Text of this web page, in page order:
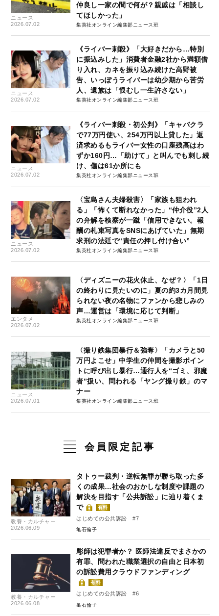
ニュース
2026.07.02
仲良し一家の間で何が？親戚は「相談し
てほしかった」
集英社オンライン編集部ニュース班
ニュース
2026.07.02
《ライバー刺殺》「大好きだから…特別
に振込みした」消費者金融2社から満額借
り入れ、カネを振り込み続けた高野被
告、いっぽうライバーは幼少期から苦労
人、遺族は「恨むし一生許さない」
集英社オンライン編集部ニュース班
ニュース
2026.07.02
《ライバー刺殺・初公判》「キャバクラ
で77万円使い、254万円以上貸した」返
済求めるもライバー女性の口座残高はわ
ずか160円…「助けて」と叫んでも刺し続
け、傷は61か所にも
集英社オンライン編集部ニュース班
ニュース
2026.07.02
〈宝島さん夫婦殺害〉「家族も狙われ
る」「怖くて断れなかった」“仲介役”2人
の弁解を検察が一蹴「信用できない。報
酬の札束写真をSNSにあげていた」無期
求刑の法廷で“責任の押し付け合い”
集英社オンライン編集部ニュース班
エンタメ
2026.07.02
〈ディズニーの花火休止、なぜ？〉「1日
の終わりに見たいのに」夏の約3カ月間見
られない夜の名物にファンから悲しみの
声…運営は「環境に応じて判断」
集英社オンライン編集部ニュース班
ニュース
2026.07.01
〈撮り鉄集団暴行＆強奪〉「カメラと50
万円よこせ」中学生の仲間を撮影ポイン
トに呼び出し暴行…通行人を“ゴミ、邪魔
者”扱い、問われる「ヤング撮り鉄」のマ
ナー
集英社オンライン編集部ニュース班
会員限定記事
教養・カルチャー
2026.06.09
タトゥー裁判・逆転無罪が勝ち取った多
くの成果…社会のおかしな制度や課題の
解決を目指す「公共訴訟」に辿り着くま
で
有料
はじめての公共訴訟 #7
亀石倫子
教養・カルチャー
2026.06.08
彫師は犯罪者か？ 医師法違反でまさかの
有罪、問われた職業選択の自由と日本初
の訴訟費用クラウドファンディング
有料
はじめての公共訴訟 #6
亀石倫子